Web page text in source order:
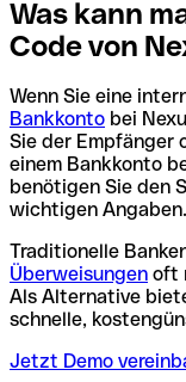
Was kann
Code von
Wenn Sie eine
Bankkonto bei
Sie der Empfänger
einem Bankkonto
benötigen Sie den
wichtigen Angaben.
Traditionelle
Überweisungen oft
Als Alternative
schnelle,
Jetzt Demo